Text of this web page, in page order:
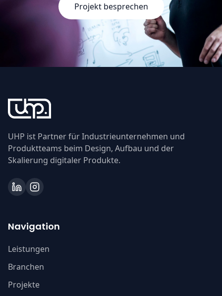
Projekt besprechen
UHP ist Partner für Industrieunternehmen und
Produktteams beim Design, Aufbau und der
Skalierung digitaler Produkte.
Navigation
Leistungen
Branchen
Projekte